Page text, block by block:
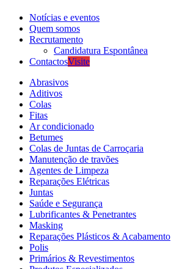
Notícias e eventos
Quem somos
Recrutamento
Candidatura Espontânea
ContactosVisite
Abrasivos
Aditivos
Colas
Fitas
Ar condicionado
Betumes
Colas de Juntas de Carroçaria
Manutenção de travões
Agentes de Limpeza
Reparações Elétricas
Juntas
Saúde e Segurança
Lubrificantes & Penetrantes
Masking
Reparações Plásticos & Acabamento
Polis
Primários & Revestimentos